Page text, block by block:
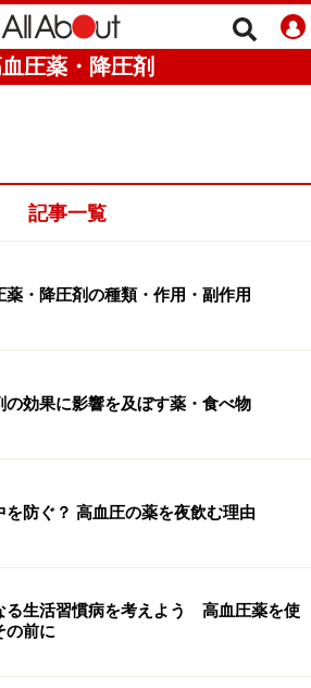
圧薬・降圧剤
記事一覧
薬・降圧剤の種類・作用・副作用
の効果に影響を及ぼす薬・食べ物
を防ぐ？ 高血圧の薬を夜飲む理由
る生活習慣病を考えよう 高血圧薬を使
の前に